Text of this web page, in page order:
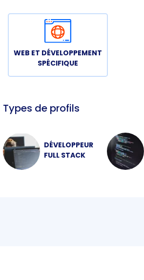
WEB ET DÉVELOPPEMENT
SPÉCIFIQUE
Types de profils
DÉVELOPPEUR
FULL STACK